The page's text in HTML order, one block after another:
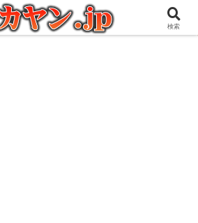
ト好きな管理人の愉快な日々を綴るブログ
検索